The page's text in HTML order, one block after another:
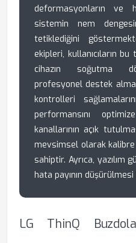
deformasyonların ve
sistemin nem
tetiklediğini
ekipleri, kullanıcıların
cihazın soğutma
profesyonel destek
kontrolleri
performansını
kanallarının açık
mevsimsel olarak
sahiptir. Ayrıca, yazılım
hata payının
LG ThinQ